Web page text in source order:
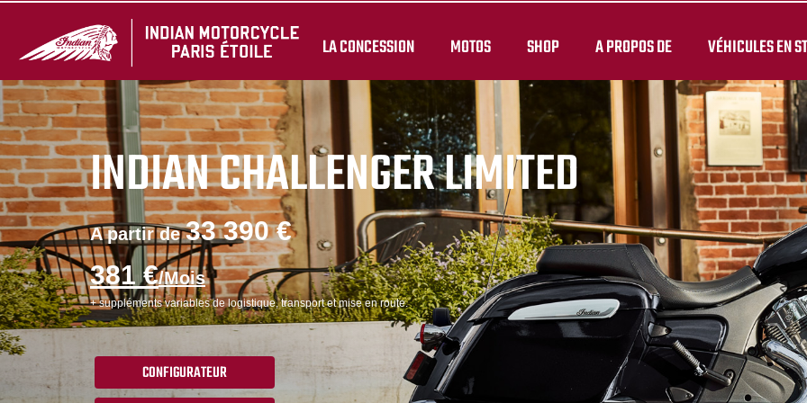
LA CONCESSION MOTOS SHOP A PROPOS DE VÉHICULES EN
INDIAN CHALLENGER LIMITED
A partir de33 390 €
381 €/Mois
+ suppléments variables de logistique, transport et mise en route.
CONFIGURATEUR